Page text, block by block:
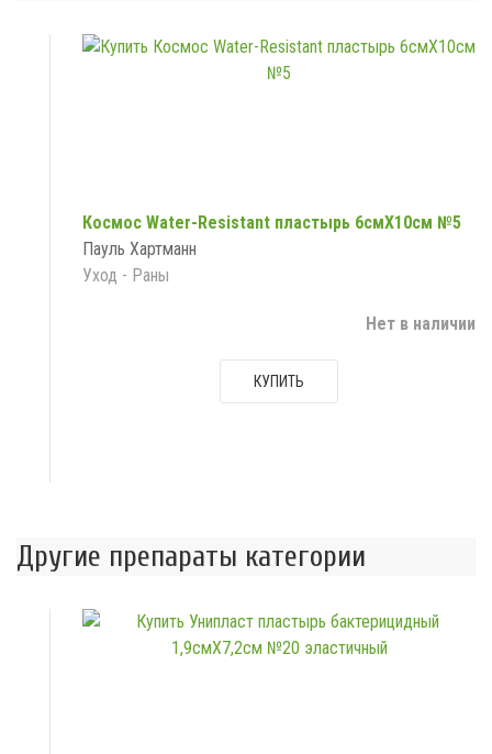
Космос Water-Resistant пластырь 6смX10см №5
Пауль Хартманн
Уход - Раны
Нет в наличии
КУПИТЬ
Другие препараты категории